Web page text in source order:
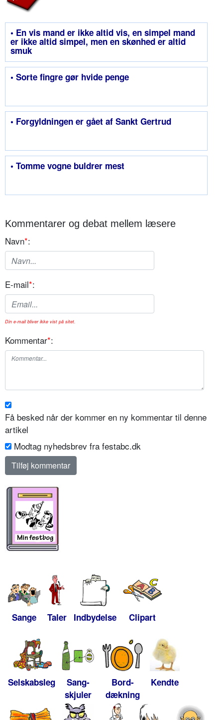
• En vis mand er ikke altid vis, en simpel mand
er ikke altid simpel, men en skønhed er altid
smuk
• Sorte fingre gør hvide penge
• Forgyldningen er gået af Sankt Gertrud
• Tomme vogne buldrer mest
Kommentarer og debat mellem læsere
Navn*:
E-mail*:
Din e-mail bliver ikke vist på sitet.
Kommentar*:
Få besked når der kommer en ny kommentar til denne
artikel
Modtag nyhedsbrev fra festabc.dk
Sange Taler Indbydelse Clipart
Selskabsleg
Sang-
skjuler
Bord-
dækning
Kendte